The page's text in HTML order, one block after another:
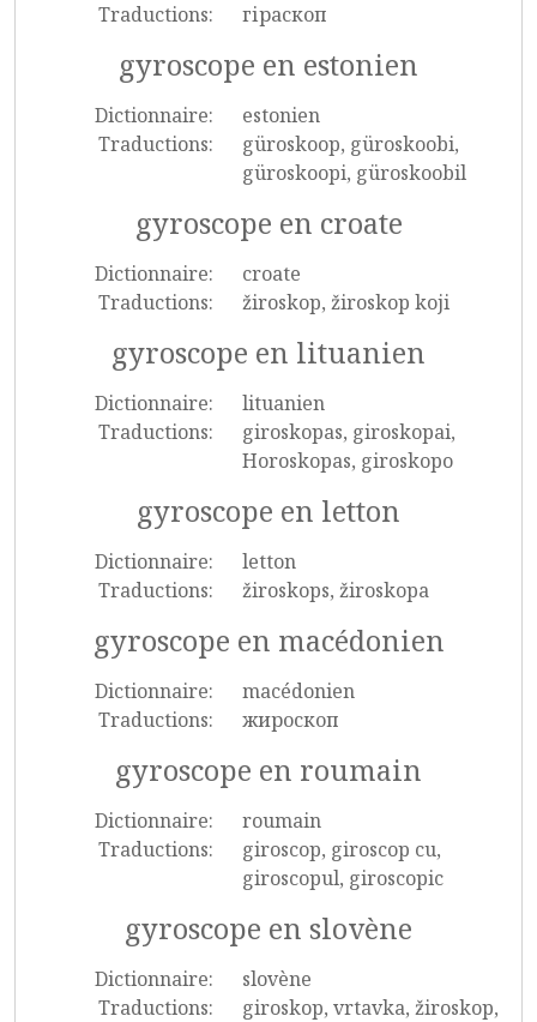
Traductions:
гіраскоп
gyroscope en estonien
Dictionnaire:
estonien
Traductions:
güroskoop, güroskoobi,
güroskoopi, güroskoobil
gyroscope en croate
Dictionnaire:
croate
Traductions:
žiroskop, žiroskop koji
gyroscope en lituanien
Dictionnaire:
lituanien
Traductions:
giroskopas, giroskopai,
Horoskopas, giroskopo
gyroscope en letton
Dictionnaire:
letton
Traductions:
žiroskops, žiroskopa
gyroscope en macédonien
Dictionnaire:
macédonien
Traductions:
жироскоп
gyroscope en roumain
Dictionnaire:
roumain
Traductions:
giroscop, giroscop cu,
giroscopul, giroscopic
gyroscope en slovène
Dictionnaire:
slovène
Traductions:
giroskop, vrtavka, žiroskop,